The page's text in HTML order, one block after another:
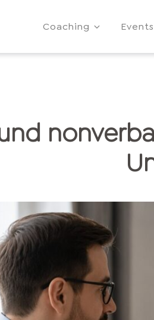
Coaching Events